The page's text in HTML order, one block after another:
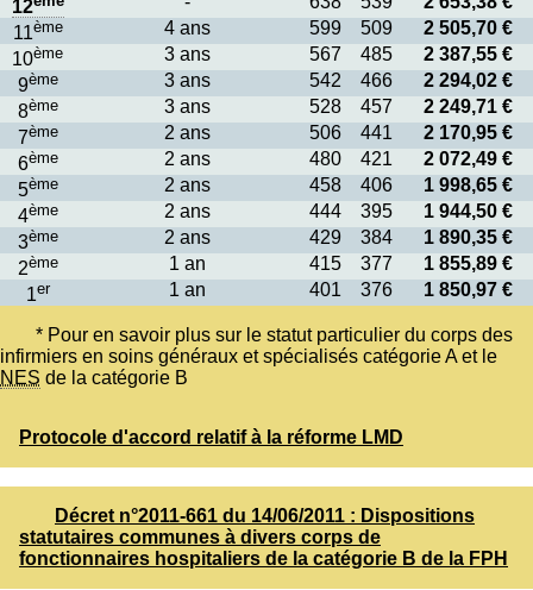
12
11ème 4 ans 599 509
2 505,70 €
10ème 3 ans 567 485
2 387,55 €
9ème 3 ans 542 466
2 294,02 €
8ème 3 ans 528 457
2 249,71 €
7ème 2 ans 506 441
2 170,95 €
6ème 2 ans 480 421
2 072,49 €
5ème 2 ans 458 406
1 998,65 €
4ème 2 ans 444 395
1 944,50 €
3ème 2 ans 429 384
1 890,35 €
2ème 1 an 415 377
1 855,89 €
1er 1 an 401 376 1 850,97 €
* Pour en savoir plus sur le statut particulier du corps des
infirmiers en soins généraux et spécialisés catégorie A et le
NES de la catégorie B
Protocole d'accord relatif à la réforme LMD
Décret n°2011-661 du 14/06/2011 : Dispositions
statutaires communes à divers corps de
fonctionnaires hospitaliers de la catégorie B de la FPH